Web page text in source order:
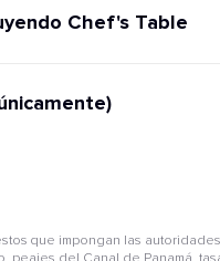
Chef's Table
que impongan las